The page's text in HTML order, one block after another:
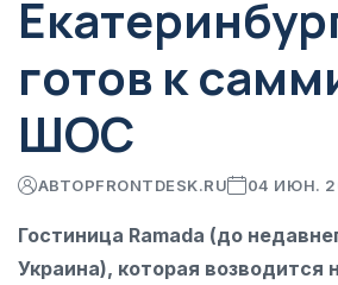
готов к
ШОС
АВТОРFRONTDESK.RU 04 ИЮН.
Гостиница Ramada (до
Украина), которая возводится